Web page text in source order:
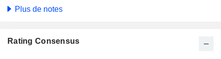
Plus de notes
Rating Consensus